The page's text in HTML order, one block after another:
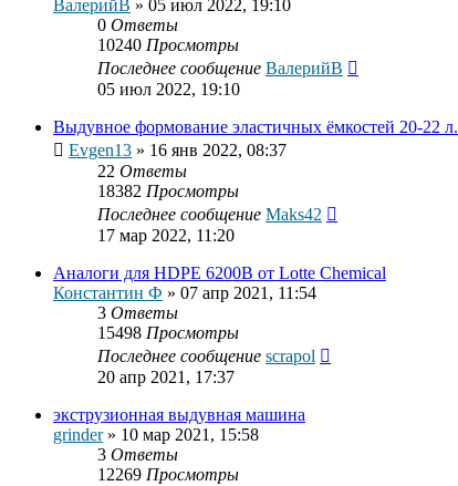
ВалерийВ » 05 июл 2022, 19:10
0 Ответы
10240 Просмотры
Последнее сообщение ВалерийВ
05 июл 2022, 19:10
Выдувное формование эластичных ёмкостей 20-22 л.
Evgen13 » 16 янв 2022, 08:37
22 Ответы
18382 Просмотры
Последнее сообщение Maks42
17 мар 2022, 11:20
Аналоги для HDPE 6200В от Lotte Chemical
Константин Ф » 07 апр 2021, 11:54
3 Ответы
15498 Просмотры
Последнее сообщение scrapol
20 апр 2021, 17:37
экструзионная выдувная машина
grinder» 10 мар 2021, 15:58
3 Ответы
12269 Просмотры